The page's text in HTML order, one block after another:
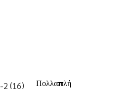
Πολλαπλή